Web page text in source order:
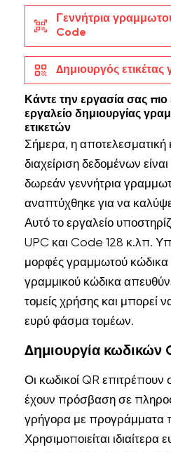
qr_code_scanner
Γεννήτρια
Code
qr_code Δημιουργός
Κάντε την εργασία σας
εργαλείο δημιουργίας
ετικετών
Σήμερα, η αποτελεσματική
διαχείριση δεδομένων
δωρεάν γεννήτρια
αναπτύχθηκε για να
Αυτό το εργαλείο
UPC και Code 128 κ.λπ.
μορφές γραμμωτού
γραμμικού κώδικα
τομείς χρήσης και μπορεί
ευρύ φάσμα τομέων.
Δημιουργία κωδικών
Οι κωδικοί QR επιτρέπουν
έχουν πρόσβαση σε
γρήγορα με προγράμματα
Χρησιμοποιείται ιδιαίτερα